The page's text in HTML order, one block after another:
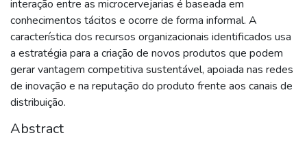
interação entre as microcervejarias é baseada em
conhecimentos tácitos e ocorre de forma informal. A
característica dos recursos organizacionais identificados usa
a estratégia para a criação de novos produtos que podem
gerar vantagem competitiva sustentável, apoiada nas redes
de inovação e na reputação do produto frente aos canais de
distribuição.
Abstract